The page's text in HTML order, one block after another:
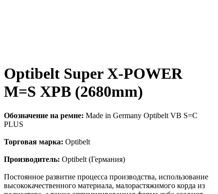
Optibelt Super X-POWER
M=S XPB (2680mm)
Обозначение на ремне: Made in Germany Optibelt VB S=C
PLUS
Торговая марка: Optibelt
Производитель: Optibelt (Германия)
Постоянное развитие процесса производства, использование
высококачественного материала, малорастяжимого корда из